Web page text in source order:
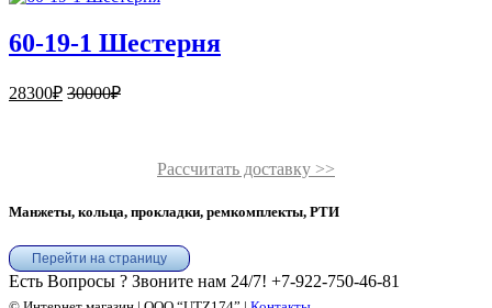
60-19-1 Шестерня
28300₽ 30000₽
Рассчитать доставку >>
Манжеты, кольца, прокладки, ремкомплекты, РТИ
Перейти на страницу
Есть Вопросы ? Звоните нам 24/7! +7-922-750-46-81